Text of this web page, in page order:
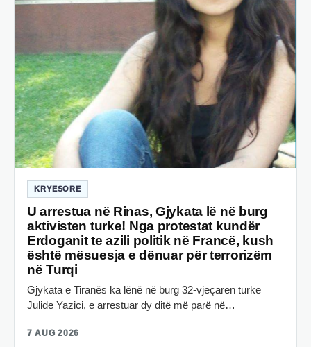
KRYESORE
U arrestua në Rinas, Gjykata lë në burg
aktivisten turke! Nga protestat kundër
Erdoganit te azili politik në Francë, kush
është mësuesja e dënuar për terrorizëm
në Turqi
Gjykata e Tiranës ka lënë në burg 32-vjeçaren turke
Julide Yazici, e arrestuar dy ditë më parë në…
7 AUG 2026